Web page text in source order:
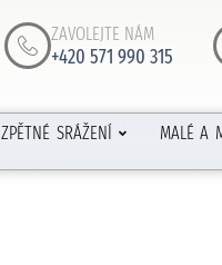
ZAVOLEJTE NÁM
+420 571 990 315
ZPĚTNÉ SRÁŽENÍ MALÉ A